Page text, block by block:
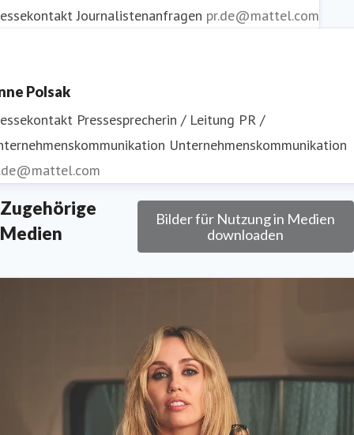
Journalistenanfragen pr.de@mattel.com
Polsak
Pressesprecherin / Leitung PR /
Unternehmenskommunikation
Zugehörige
Medien
Bilder für Nutzung in Medien
downloaden